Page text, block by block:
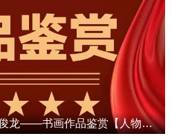
中国实力派著名书画家聂俊龙——书画作品鉴赏【人物艺术专访】